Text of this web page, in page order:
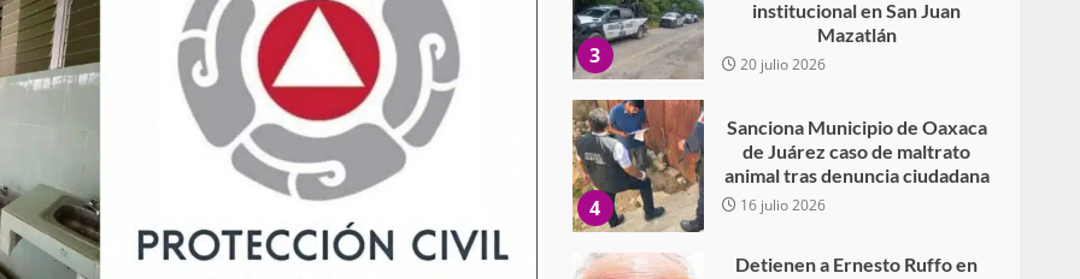
4
Sanciona Municipio de Oaxaca
de Juárez caso de maltrato
animal tras denuncia ciudadana
5
Detienen a Ernesto Ruffo en
por presuntos delitos de
contrabando